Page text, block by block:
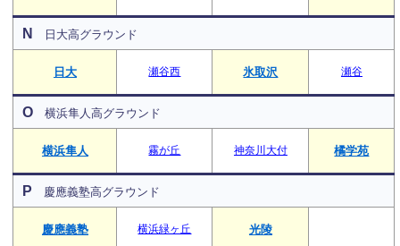
N 日大高グラウンド
日大 瀬谷西 氷取沢 瀬谷
O 横浜隼人高グラウンド
横浜隼人 霧が丘 神奈川大付 橘学苑
P 慶應義塾高グラウンド
慶應義塾 横浜緑ヶ丘 光陵